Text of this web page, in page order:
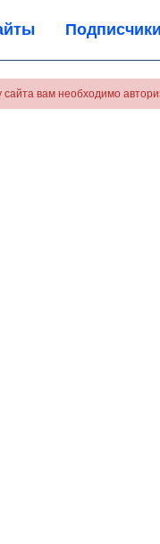
Подписчики
вам необходимо